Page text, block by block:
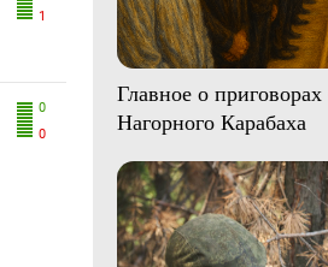
1
0
0
Главное о
Нагорного Карабаха